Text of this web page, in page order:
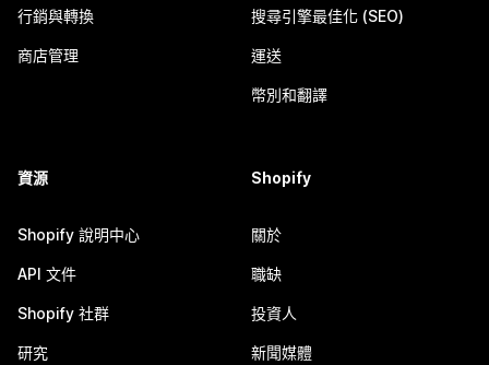
行銷與轉換
商店管理
搜尋引擎最佳化 (SEO)
運送
幣別和翻譯
資源
Shopify 說明中心
API 文件
Shopify 社群
研究
Shopify
關於
職缺
投資人
新聞媒體